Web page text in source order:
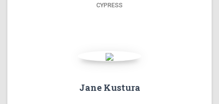
CYPRESS
Jane Kustura